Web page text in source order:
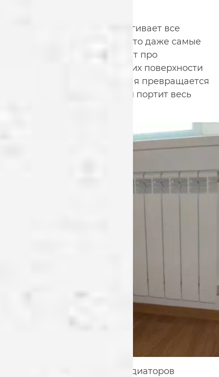
затрагивает все
пространство дома, но часто даже самые
хорошие хозяйки забывают про
радиаторы отопления. На их поверхности
скапливается пыль, которая превращается
в некрасивые отложения и портит весь
На самом деле очистка радиаторов